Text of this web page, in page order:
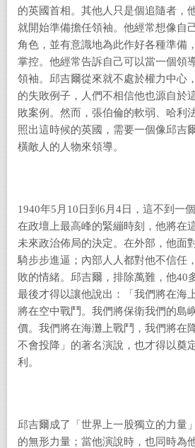
的英國首相。其他人只是個追隨者，
就開始準備擔任領袖。他經常想像自
角色，並有意識地為此作好各種準備
掌控。他經常告訴自己可以當一個領
領袖。邱吉爾從來就不處於權力中心
的失敗例子，人們不相信他也源自於
敗案例。然而，張伯倫的軟弱、哈利
照出這時候的英國，需要一個像邱吉
橫敵人的人物來領導。
1940年5月10日到6月4日，這不到一
在政壇上最高峰的緊繃時刻，他將在
未來政治佈局的決定。在外部，他面
騎步步進逼；內部人人都對他不信任
敗的情緒。邱吉爾，排除萬難，他40
最後才得以讓他說出：「我們將在海
將在空中戰鬥。我們將保衛我們的島
價。我們將在海灘上戰鬥，我們將在
不會投降」的著名演說，也才得以奠
利。
邱吉爾成了「世界上一股獨立的力量
的無形力量；當他演說時，也同時為